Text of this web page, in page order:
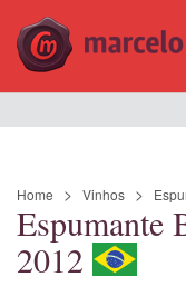
Home Vinhos
Espumante
2012